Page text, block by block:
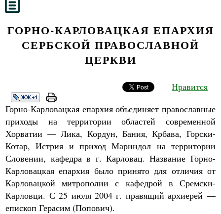
ГОРНО-КАРЛОВАЦКАЯ ЕПАРХИЯ
СЕРБСКОЙ ПРАВОСЛАВНОЙ
ЦЕРКВИ
Нравится
Горно-Карловацкая епархия объединяет православные
приходы на территории областей современной
Хорватии — Лика, Кордун, Бания, Крбава, Горски-
Котар, Истрия и приход Мариндол на территории
Словении, кафедра в г. Карловац. Название Горно-
Карловацкая епархия было принято для отличия от
Карловацкой митрополии с кафедрой в Сремски-
Карловци. С 25 июля 2004 г. правящий архиерей —
епископ Герасим (Попович).